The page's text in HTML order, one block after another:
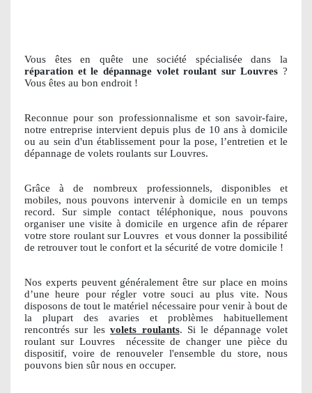
Vous êtes en quête une société spécialisée dans la
réparation et le dépannage volet roulant sur Louvres ?
Vous êtes au bon endroit !
Reconnue pour son professionnalisme et son savoir-faire,
notre entreprise intervient depuis plus de 10 ans à domicile
ou au sein d'un établissement pour la pose, l’entretien et le
dépannage de volets roulants sur Louvres.
Grâce à de nombreux professionnels, disponibles et
mobiles, nous pouvons intervenir à domicile en un temps
record. Sur simple contact téléphonique, nous pouvons
organiser une visite à domicile en urgence afin de réparer
votre store roulant sur Louvres et vous donner la possibilité
de retrouver tout le confort et la sécurité de votre domicile !
Nos experts peuvent généralement être sur place en moins
d’une heure pour régler votre souci au plus vite. Nous
disposons de tout le matériel nécessaire pour venir à bout de
la plupart des avaries et problèmes habituellement
rencontrés sur lesvolets roulants. Si le dépannage volet
roulant sur Louvres
nécessite de changer une pièce du
dispositif, voire de renouveler l'ensemble du store, nous
pouvons bien sûr nous en occuper.